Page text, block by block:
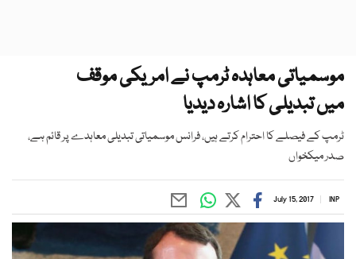
موسمیاتی معاہدہ ٹرمپ نے امریکی موقف
میں تبدیلی کا اشارہ دیدیا
ٹرمپ کے فیصلے کا احترام کرتے ہیں، فرانس موسمیاتی تبدیلی معاہدے پر قائم ہے،
صدر میکخواں
INP
July 15, 2017